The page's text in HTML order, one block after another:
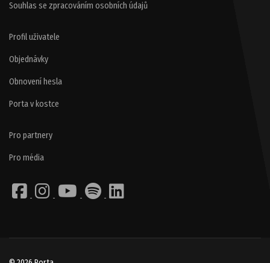
Souhlas se zpracováním osobních údajů
Profil uživatele
Objednávky
Obnovení hesla
Porta v kostce
Pro partnery
Pro média